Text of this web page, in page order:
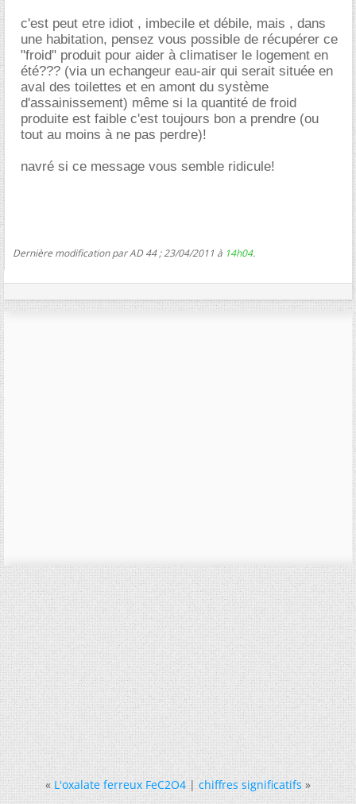
c'est peut etre idiot , imbecile et débile, mais , dans
une habitation, pensez vous possible de récupérer ce
"froid" produit pour aider à climatiser le logement en
été??? (via un echangeur eau-air qui serait située en
aval des toilettes et en amont du système
d'assainissement) même si la quantité de froid
produite est faible c'est toujours bon a prendre (ou
tout au moins à ne pas perdre)!
navré si ce message vous semble ridicule!
Dernière modification par AD 44 ; 23/04/2011 à 14h04.
« L'oxalate ferreux FeC2O4|chiffres significatifs »